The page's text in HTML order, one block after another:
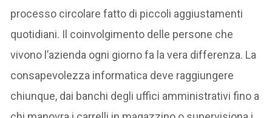
processo circolare fatto di piccoli aggiustamenti
quotidiani. Il coinvolgimento delle persone che
vivono l’azienda ogni giorno fa la vera differenza. La
consapevolezza informatica deve raggiungere
chiunque, dai banchi degli uffici amministrativi fino a